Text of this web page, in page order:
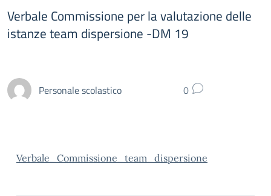
Verbale Commissione per la valutazione delle
istanze team dispersione -DM 19
Personale scolastico 0
Verbale_Commissione_team_dispersione